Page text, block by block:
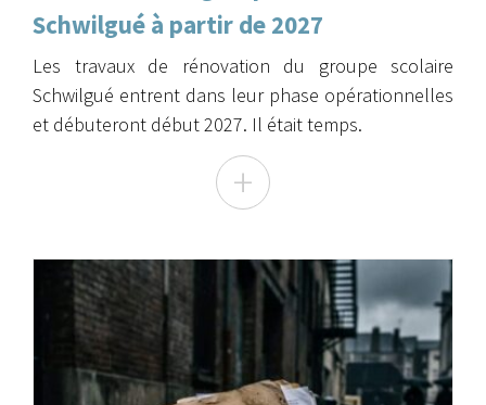
Schwilgué à partir de 2027
Les travaux de rénovation du groupe scolaire
Schwilgué entrent dans leur phase opérationnelles
et débuteront début 2027. Il était temps.
+